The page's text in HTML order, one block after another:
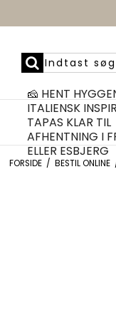
🧀 HENT
ITALIENSK
TAPAS KLAR TIL
AFHENTNING I
ELLER ESBJERG
FORSIDE / BESTIL ONLINE